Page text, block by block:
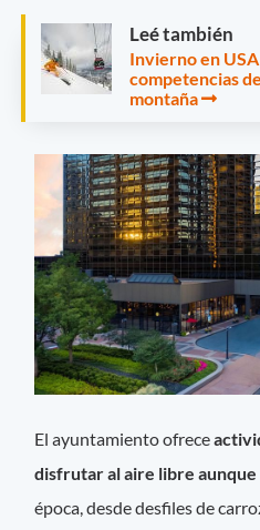
Leé también
Invierno en
competencias
montaña
El ayuntamiento ofrece
disfrutar al aire libre aunque
época, desde desfiles de